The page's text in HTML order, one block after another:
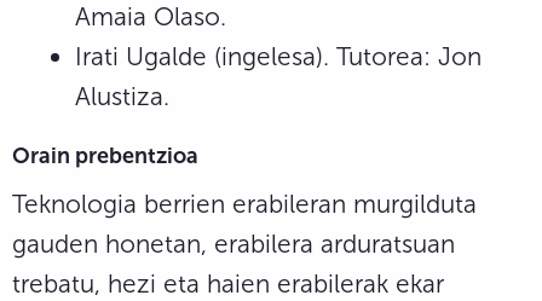
Amaia Olaso.
Irati Ugalde (ingelesa). Tutorea: Jon
Alustiza.
Orain prebentzioa
Teknologia berrien erabileran murgilduta
gauden honetan, erabilera arduratsuan
trebatu, hezi eta haien erabilerak ekar